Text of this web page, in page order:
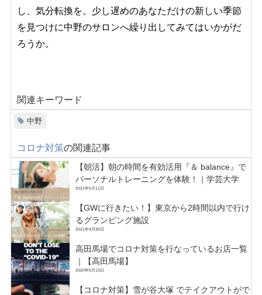
し、気分転換を。少し遅めのあなただけの新しい季節
を見つけに中野のサロンへ繰り出してみてはいかがだ
ろうか。
関連キーワード
中野
コロナ対策の関連記事
【朝活】朝の時間を有効活用『＆ balance』で
パーソナルトレーニングを体験！｜学芸大学
2021年5月11日
【GWに行きたい！】東京から2時間以内で行け
るグランピング施設
2021年4月30日
高田馬場でコロナ対策を行なっているお店一覧
｜【高田馬場】
2020年5月13日
【コロナ対策】雪が谷大塚 でテイクアウトがで